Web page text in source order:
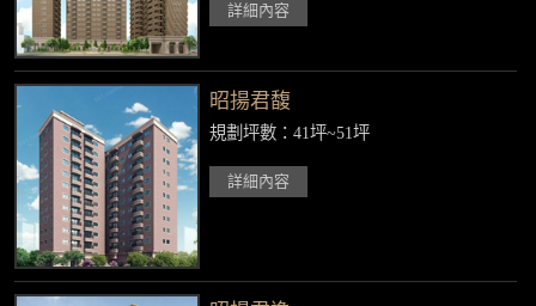
詳細內容
昭揚君馥
規劃坪數：41坪~51坪
詳細內容